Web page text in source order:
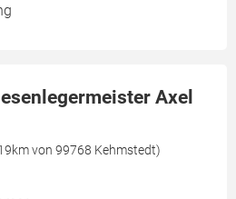
Axel
von 99768 Kehmstedt)